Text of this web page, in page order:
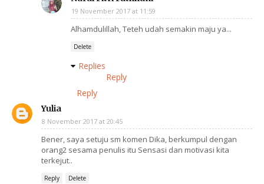
19 November 2017 at 11:59
Alhamdulillah, Teteh udah semakin maju ya...
Delete
Replies
Reply
Reply
Yulia
8 November 2017 at 20:45
Bener, saya setuju sm komen Dika, berkumpul dengan
orang2 sesama penulis itu Sensasi dan motivasi kita
terkejut..
Reply Delete